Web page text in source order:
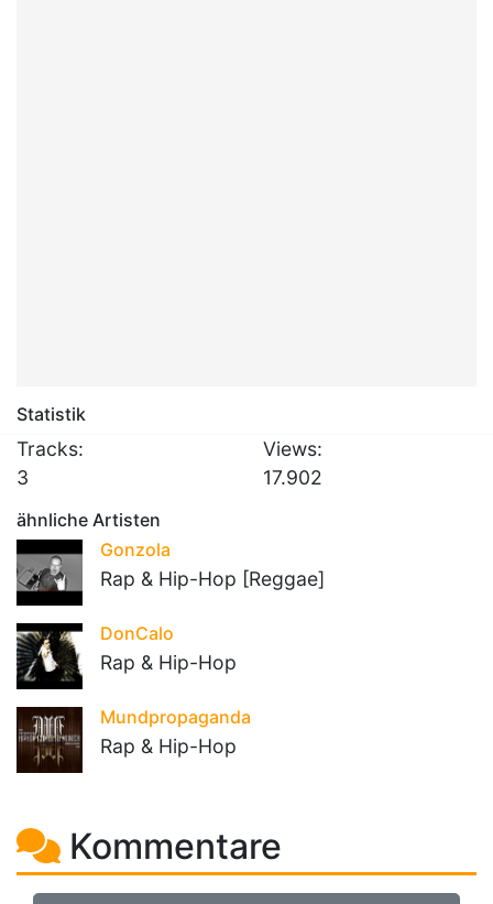
Statistik
Tracks:
3
Views:
17.902
ähnliche Artisten
Gonzola
Rap & Hip-Hop [Reggae]
DonCalo
Rap & Hip-Hop
Mundpropaganda
Rap & Hip-Hop
Kommentare